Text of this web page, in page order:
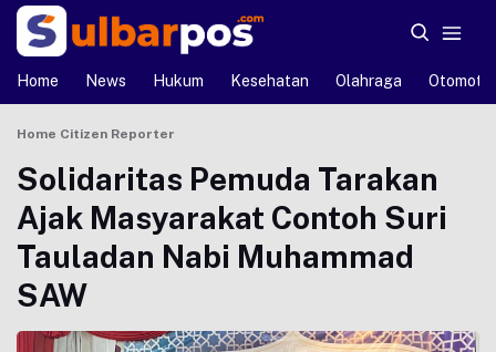
Home News Hukum Kesehatan Olahraga Otomotif
Home Citizen Reporter
Solidaritas Pemuda Tarakan
Ajak Masyarakat Contoh Suri
Tauladan Nabi Muhammad
SAW